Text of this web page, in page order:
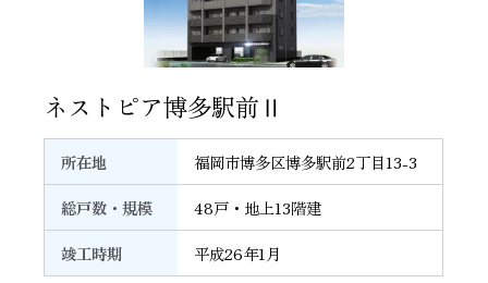
ネストピア博多駅前Ⅱ 15
所在地
福岡市博多区博多駅前2丁目13-3
総戸数・規模
48戸・地上13階建
竣工時期
平成26年1月